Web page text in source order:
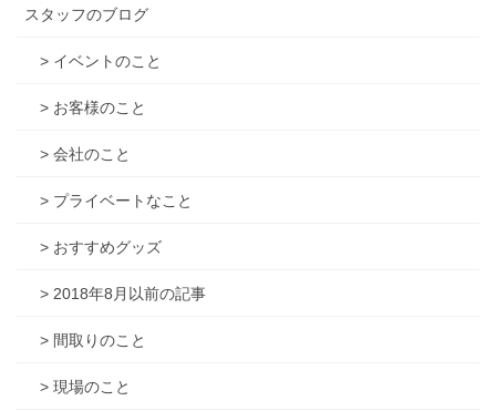
スタッフのブログ
> イベントのこと
> お客様のこと
> 会社のこと
> プライベートなこと
> おすすめグッズ
> 2018年8月以前の記事
> 間取りのこと
> 現場のこと